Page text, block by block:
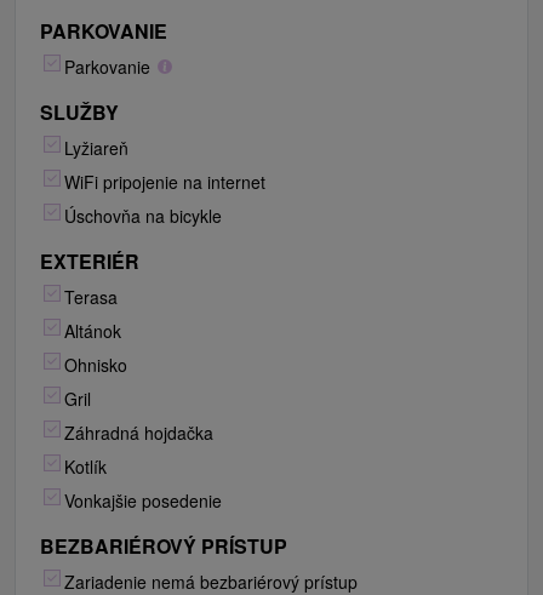
PARKOVANIE
Parkovanie
SLUŽBY
Lyžiareň
WiFi pripojenie na internet
Úschovňa na bicykle
EXTERIÉR
Terasa
Altánok
Ohnisko
Gril
Záhradná hojdačka
Kotlík
Vonkajšie posedenie
BEZBARIÉROVÝ PRÍSTUP
Zariadenie nemá bezbariérový prístup